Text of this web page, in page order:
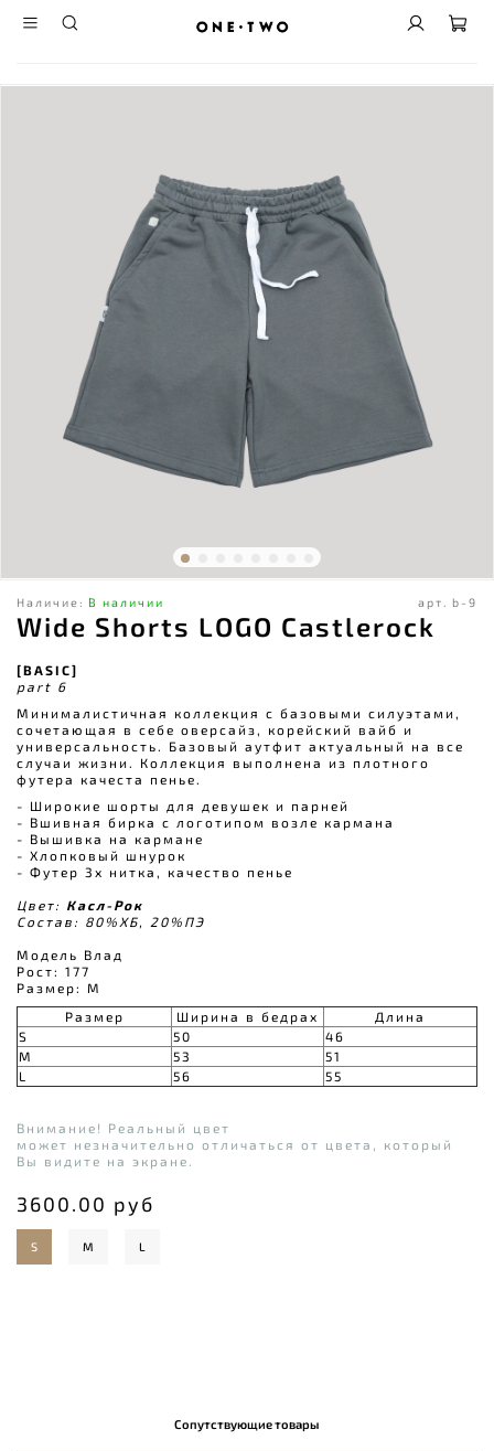
арт. b-9
Наличие: В наличии
Wide Shorts LOGO Castlerock
3600.00 руб
S M L
[BASIC]
part 6
Минималистичная коллекция с базовыми силуэтами,
сочетающая в себе оверсайз, корейский вайб и
универсальность. Базовый аутфит актуальный на все
случаи жизни. Коллекция выполнена из плотного
футера качеста пенье.
- Широкие шорты для девушек и парней
- Вшивная бирка с логотипом возле кармана
- Вышивка на кармане
- Хлопковый шнурок
- Футер 3х нитка, качество пенье
Цвет: Касл-Рок
Состав: 80%ХБ, 20%ПЭ
Модель Влад
Рост: 177
Размер: М
Размер
Ширина в бедрах
Длина
S
50
46
M
53
51
L
56 55
Внимание! Реальный цвет
может незначительно отличаться от цвета, который
Вы видите на экране.
Сопутствующие товары